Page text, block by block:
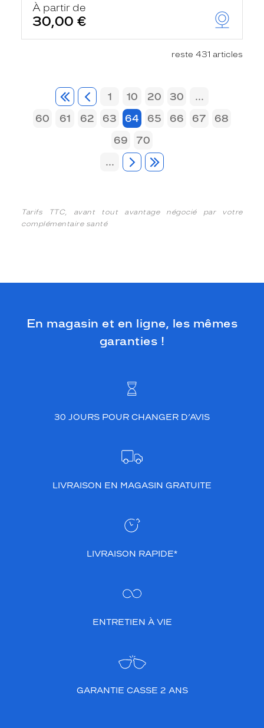
À partir de
30,00 €
reste 431 articles
1 10 20 30
...
60
61 62 63 64 65 66 67
68
69
70
...
Tarifs TTC, avant tout avantage négocié par votre
complémentaire santé
En magasin et en ligne, les mêmes
garanties !
30 JOURS POUR CHANGER D’AVIS
LIVRAISON EN MAGASIN GRATUITE
LIVRAISON RAPIDE*
ENTRETIEN À VIE
GARANTIE CASSE 2 ANS